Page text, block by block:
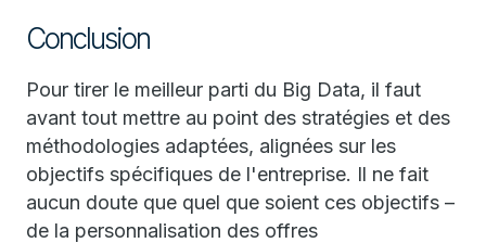
Conclusion
Pour tirer le meilleur parti du Big Data, il faut
avant tout mettre au point des stratégies et des
méthodologies adaptées, alignées sur les
objectifs spécifiques de l'entreprise. Il ne fait
aucun doute que quel que soient ces objectifs –
de la personnalisation des offres